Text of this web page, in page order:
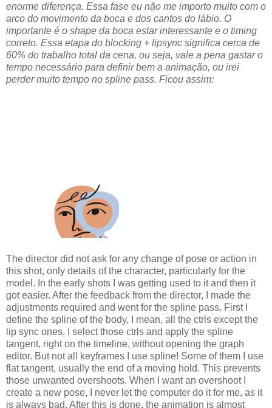
enorme diferença. Essa fase eu não me importo muito com o
arco do movimento da boca e dos cantos do lábio. O
importante é o shape da boca estar interessante e o timing
correto. Essa etapa do blocking + lipsync significa cerca de
60% do trabalho total da cena, ou seja, vale a pena gastar o
tempo necessário para definir bem a animação, ou irei
perder muito tempo no spline pass. Ficou assim:
The director did not ask for any change of pose or action in
this shot, only details of the character, particularly for the
model. In the early shots I was getting used to it and then it
got easier. After the feedback from the director, I made the
adjustments required and went for the spline pass. First I
define the spline of the body, I mean, all the ctrls except the
lip sync ones. I select those ctrls and apply the spline
tangent, right on the timeline, without opening the graph
editor. But not all keyframes I use spline! Some of them I use
flat tangent, usually the end of a moving hold. This prevents
those unwanted overshoots. When I want an overshoot I
create a new pose, I never let the computer do it for me, as it
is always bad. After this is done, the animation is almost